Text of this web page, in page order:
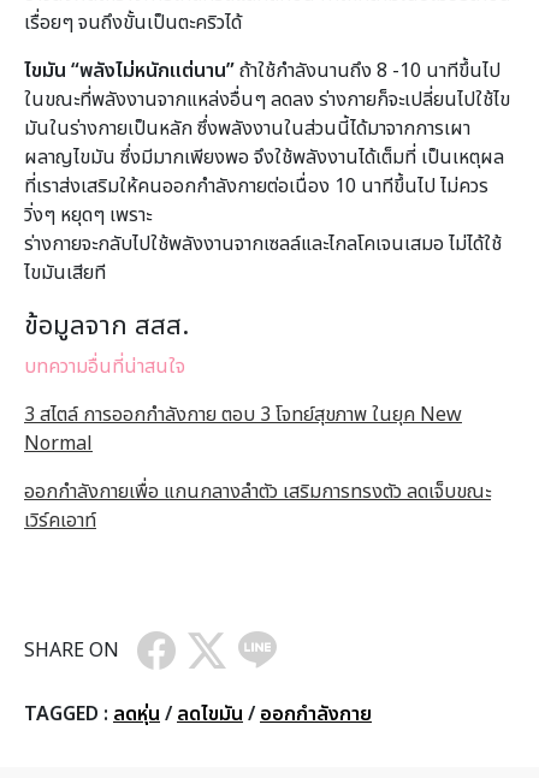
เรื่อยๆ จนถึงขั้นเป็นตะคริวได้
ไขมัน “พลังไม่หนักแต่นาน”ถ้าใช้กำลังนานถึง 8 -10 นาทีขึ้นไป
ในขณะที่พลังงานจากแหล่งอื่นๆ ลดลง ร่างกายก็จะเปลี่ยนไปใช้ไข
มันในร่างกายเป็นหลัก ซึ่งพลังงานในส่วนนี้ได้มาจากการเผา
ผลาญไขมัน ซึ่งมีมากเพียงพอ จึงใช้พลังงานได้เต็มที่ เป็นเหตุผล
ที่เราส่งเสริมให้คนออกกำลังกายต่อเนื่อง 10 นาทีขึ้นไป ไม่ควร
วิ่งๆ หยุดๆ เพราะ
ร่างกายจะกลับไปใช้พลังงานจากเซลล์และไกลโคเจนเสมอ ไม่ได้ใช้
ไขมันเสียที
ข้อมูลจาก สสส.
บทความอื่นที่น่าสนใจ
3 สไตล์ การออกกำลังกาย ตอบ 3 โจทย์สุขภาพ ในยุค New
Normal
ออกกำลังกายเพื่อ แกนกลางลำตัว เสริมการทรงตัว ลดเจ็บขณะ
เวิร์คเอาท์
SHARE ON
TAGGED : ลดหุ่น / ลดไขมัน / ออกกำลังกาย